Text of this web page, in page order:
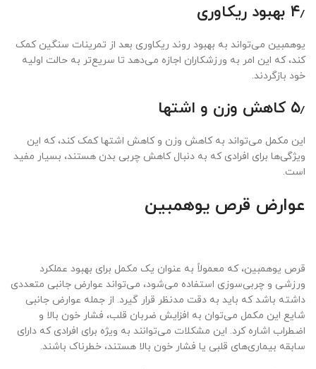
۴٫ بهبود ریکاوری
یوهمبین می‌تواند به بهبود روند ریکاوری بعد از تمرینات سنگین کمک
کند، که این امر به ورزشکاران اجازه می‌دهد تا سریع‌تر به حالت اولیه
خود بازگردند.
۵٫ کاهش وزن و اشتها
این مکمل می‌تواند به کاهش وزن و کاهش اشتها کمک کند، که این
ویژگی‌ها برای افرادی که به دنبال کاهش چربی بدن هستند، بسیار مفید
است.
عوارض قرص یوهمبین
قرص یوهمبین، که معمولاً به عنوان یک مکمل برای بهبود عملکرد
ورزشی و چربی‌سوزی استفاده می‌شود، می‌تواند عوارض جانبی متعددی
داشته باشد که باید به دقت مدنظر قرار گیرد. از جمله عوارض جانبی
شایع این مکمل می‌توان به افزایش ضربان قلب، فشار خون بالا و
اضطراب اشاره کرد. این مشکلات می‌توانند به ویژه برای افرادی که دارای
سابقه بیماری‌های قلبی یا فشار خون بالا هستند، خطرناک باشند.